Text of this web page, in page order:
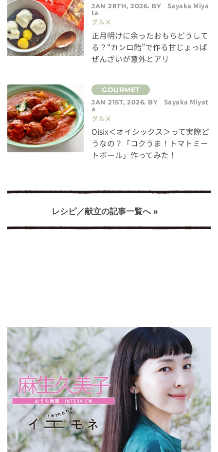
JAN 28TH, 2026. BY Sayaka Miya
ta
グルメ
正月明けに余ったおもちどうして
る？“カンロ飴”で作る甘じょっぱ
ぜんざいが意外とアリ
JAN 21ST, 2026. BY Sayaka Miyat
a
グルメ
Oisix＜オイシックス＞って実際ど
うなの？「コクうま！トマトミー
トボール」作ってみた！
レシピ／献立の記事一覧へ »